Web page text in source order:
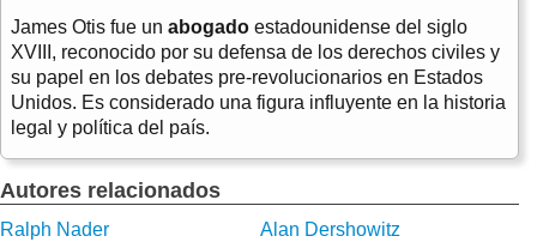
James Otis fue un abogado estadounidense del siglo
XVIII, reconocido por su defensa de los derechos civiles y
su papel en los debates pre-revolucionarios en Estados
Unidos. Es considerado una figura influyente en la historia
legal y política del país.
Autores relacionados
Ralph Nader
Alan Dershowitz